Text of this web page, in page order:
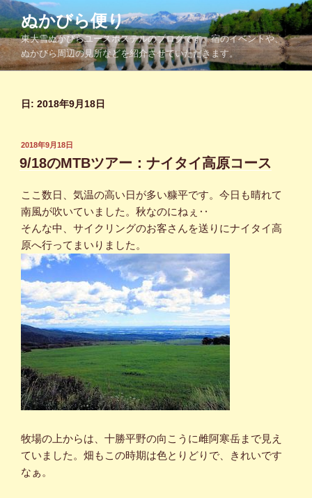
コ
ン
テ
ン
ツ
ぬかびら便り
東大雪ぬかびらユースホステルのブログです。宿のイベントや、
ぬかびら周辺の見所などを紹介させていただきます。
日: 2018年9月18日
投
稿
日:
2018年9月18日
9/18のMTBツアー：ナイタイ高原コース
ここ数日、気温の高い日が多い糠平です。今日も晴れて
南風が吹いていました。秋なのにねぇ‥
そんな中、サイクリングのお客さんを送りにナイタイ高
原へ行ってまいりました。
牧場の上からは、十勝平野の向こうに雌阿寒岳まで見え
ていました。畑もこの時期は色とりどりで、きれいです
なぁ。